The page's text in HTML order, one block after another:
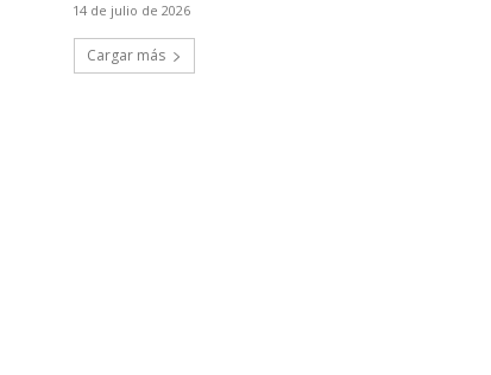
14 de julio de 2026
Cargar más